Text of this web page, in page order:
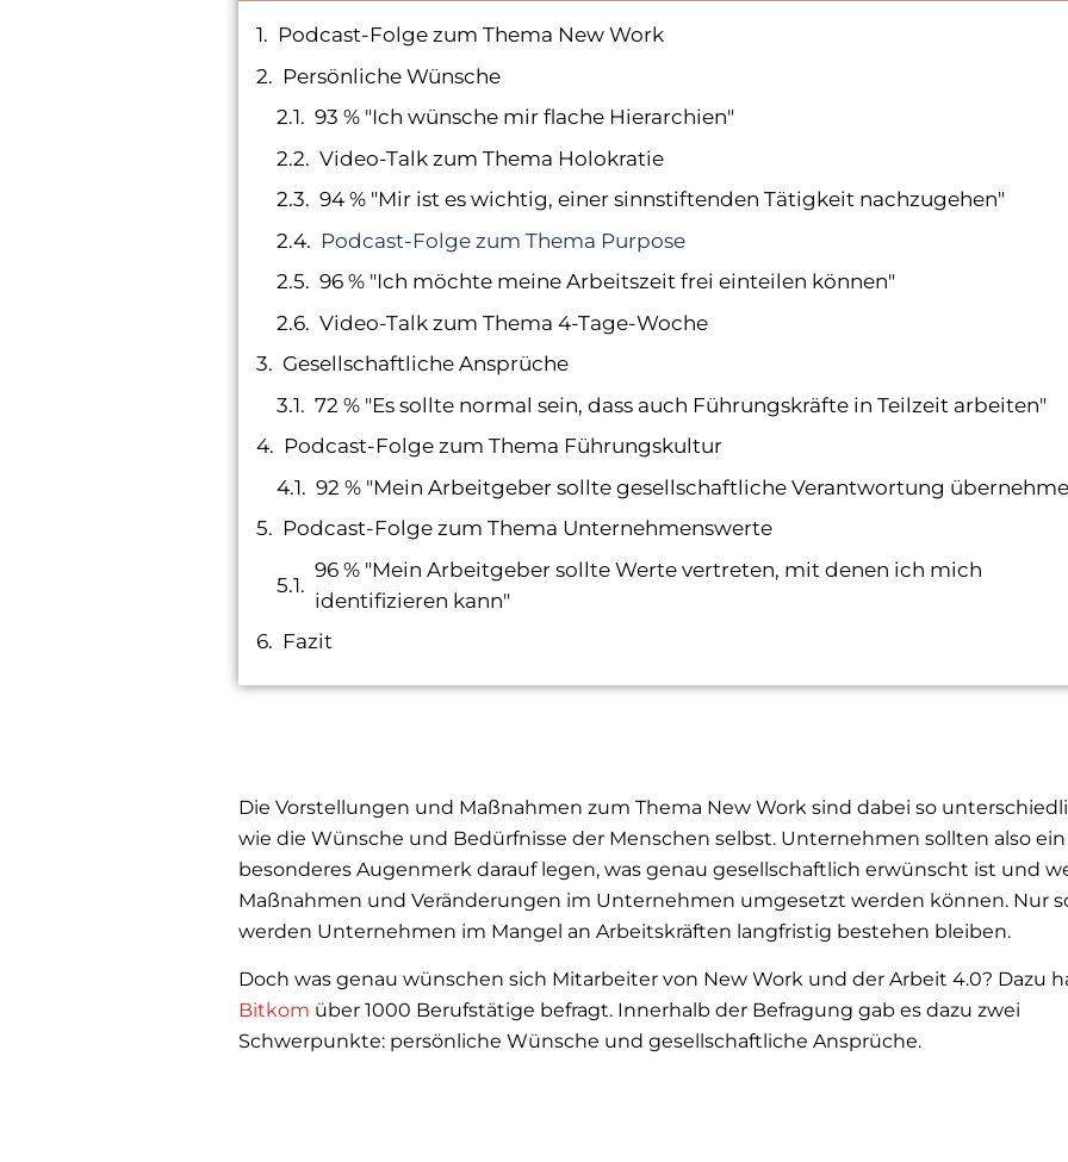
Podcast-Folge zum Thema New Work
Persönliche Wünsche
93 % "Ich wünsche mir flache Hierarchien"
Video-Talk zum Thema Holokratie
94 % "Mir ist es wichtig, einer sinnstiftenden Tätigkeit nachzugehen"
Podcast-Folge zum Thema Purpose
96 % "Ich möchte meine Arbeitszeit frei einteilen können"
Video-Talk zum Thema 4-Tage-Woche
Gesellschaftliche Ansprüche
72 % "Es sollte normal sein, dass auch Führungskräfte in Teilzeit arbeiten"
Podcast-Folge zum Thema Führungskultur
92 % "Mein Arbeitgeber sollte gesellschaftliche Verantwortung
Podcast-Folge zum Thema Unternehmenswerte
96 % "Mein Arbeitgeber sollte Werte vertreten, mit denen ich mich
identifizieren kann"
Fazit
Die Vorstellungen und Maßnahmen zum Thema New Work sind dabei so
wie die Wünsche und Bedürfnisse der Menschen selbst. Unternehmen sollten also
besonderes Augenmerk darauf legen, was genau gesellschaftlich erwünscht ist und
Maßnahmen und Veränderungen im Unternehmen umgesetzt werden können. Nur
werden Unternehmen im Mangel an Arbeitskräften langfristig bestehen bleiben.
Doch was genau wünschen sich Mitarbeiter von New Work und der Arbeit 4.0? Dazu
Bitkom über 1000 Berufstätige befragt. Innerhalb der Befragung gab es dazu zwei
Schwerpunkte: persönliche Wünsche und gesellschaftliche Ansprüche.